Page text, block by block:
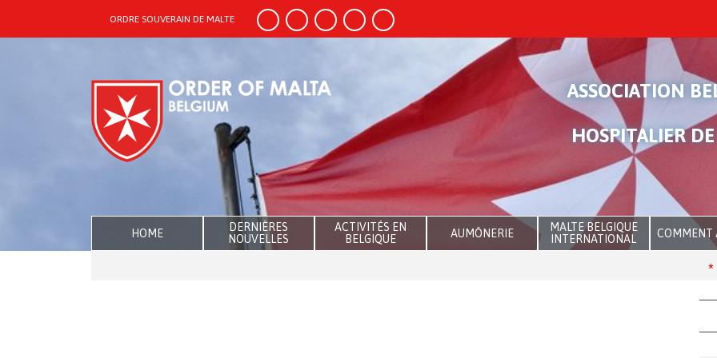
ORDRE SOUVERAIN DE MALTE
ASSOCIATION
HOSPITALIER
HOME
DERNIÈRES
NOUVELLES
ACTIVITÉS EN
BELGIQUE
AUMÔNERIE
MALTE BELGIQUE
INTERNATIONAL
COMMENT